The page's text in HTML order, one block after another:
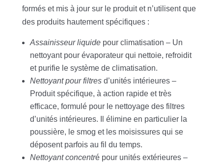
formés et mis à jour sur le produit et n’utilisent que
des produits hautement spécifiques :
Assainisseur liquidepour climatisation – Un
nettoyant pour évaporateur qui nettoie, refroidit
et purifie le système de climatisation.
Nettoyant pour filtresd’unités intérieures –
Produit spécifique, à action rapide et très
efficace, formulé pour le nettoyage des filtres
d’unités intérieures. Il élimine en particulier la
poussière, le smog et les moisissures qui se
déposent parfois au fil du temps.
Nettoyant concentré pour unités extérieures –